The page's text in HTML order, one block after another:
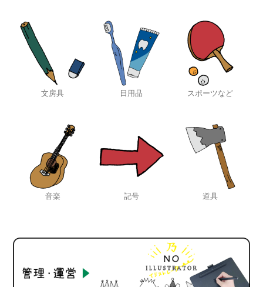
文房具 日用品 スポーツなど
音楽 記号 道具